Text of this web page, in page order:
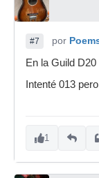
#7 por
En la Guild
Intenté 013
1